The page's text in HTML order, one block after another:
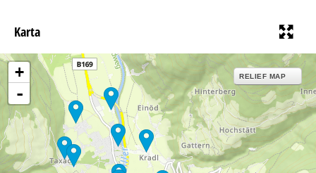
Karta
+
-
RELIEF MAP